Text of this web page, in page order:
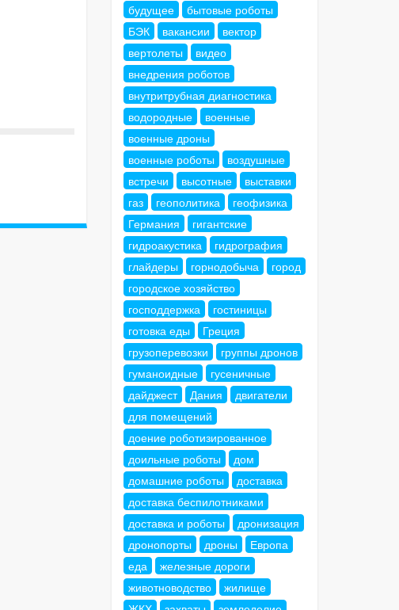
будущее
бытовые роботы
БЭК
вакансии
вектор
вертолеты
видео
внедрения роботов
внутритрубная диагностика
водородные
военные
военные дроны
военные роботы
воздушные
встречи
высотные
выставки
газ
геополитика
геофизика
Германия
гигантские
гидроакустика
гидрография
глайдеры
горнодобыча
город
городское хозяйство
господдержка
гостиницы
готовка еды
Греция
грузоперевозки
группы дронов
гуманоидные
гусеничные
дайджест
Дания
двигатели
для помещений
доение роботизированное
доильные роботы
дом
домашние роботы
доставка
доставка беспилотниками
доставка и роботы
дронизация
дронопорты
дроны
Европа
еда
железные дороги
животноводство
жилище